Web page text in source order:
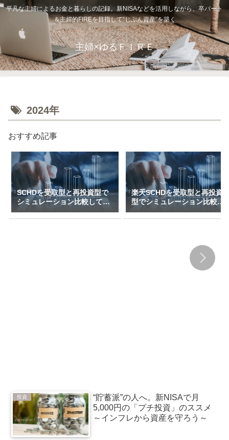
平凡な主婦によるお金と暮らしの記録。新NISAなどを活用しながら、卒パート
＆主婦的FIREを目指して“じぶん資産”を築く
主婦×ゆるＦＩＲＥ
2024年
おすすめ記事
SCHDを受取型と再投資型で
シミュレーション比較してみ
た（一括＆特定口座で3万～
10万積立）
楽天SCHDを受取型と再投資
型でシミュレーション比較し
てみた（新NISAで月1万～10
万積立）
投資
“貯蓄派”の人へ。新NISAで月
5,000円の「プチ投資」のススメ
～インフレから資産を守ろう～